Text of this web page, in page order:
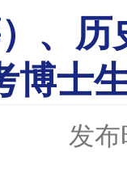
、历
博士
发